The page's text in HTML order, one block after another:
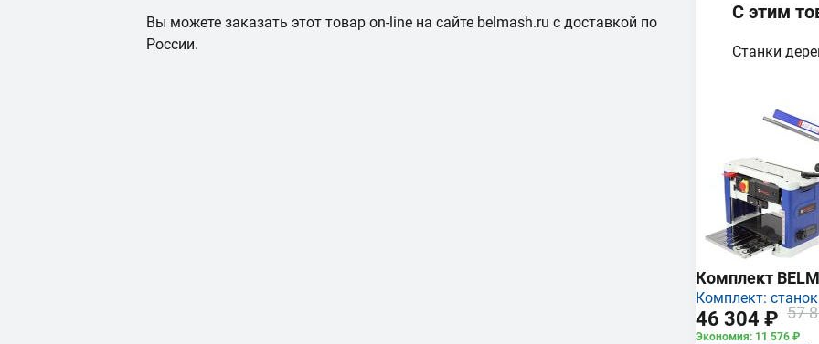
Вы можете заказать этот товар on-line на сайте belmash.ru с доставкой по
России.
С этим
Станки
Комплект
Комплект:
46 304 ₽ 57
Экономия: 11 576 ₽